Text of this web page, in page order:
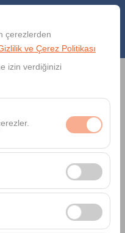
çerezlerden
ve Çerez Politikası
izin verdiğinizi
güvenlik,
gereklidir. Devre
(ziyaretçi sayısı,
davranışları)
web sitesi
Rezervasyon sırasında